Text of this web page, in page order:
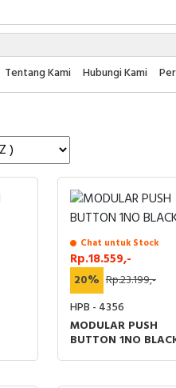
Tentang Kami Hubungi Kami
Chat untuk Stock
Rp.18.559,-
20% Rp.23.199,-
HPB - 4356
MODULAR PUSH
BUTTON 1NO